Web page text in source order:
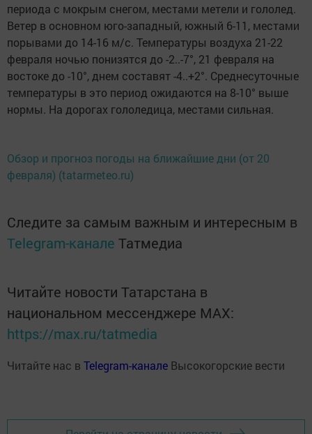
периода с мокрым снегом, местами метели и гололед.
Ветер в основном юго-западный, южный 6-11, местами
порывами до 14-16 м/с. Температуры воздуха 21-22
февраля ночью понизятся до -2..-7°, 21 февраля на
востоке до -10°, днем составят -4..+2°. Среднесуточные
температуры в это период ожидаются на 8-10° выше
нормы. На дорогах гололедица, местами сильная.
Обзор и прогноз погоды на ближайшие дни (от 20
февраля) (tatarmeteo.ru)
Следите за самым важным и интересным в
Telegram-канале Татмедиа
Читайте новости Татарстана в
национальном мессенджере MАХ:
https://max.ru/tatmedia
Читайте нас в Telegram-канале Высокогорские вести